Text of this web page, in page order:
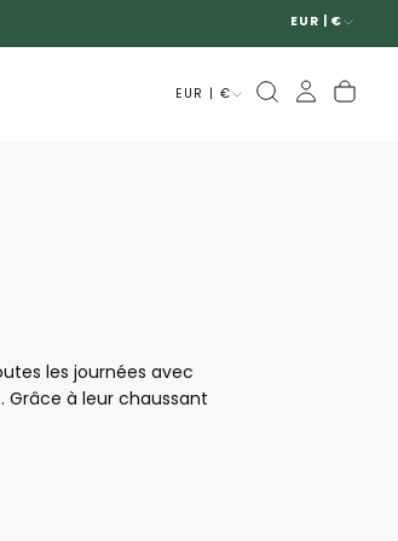
EUR | €
EUR | €
les journées avec
Grâce à leur chaussant
quotidien. Modernes,